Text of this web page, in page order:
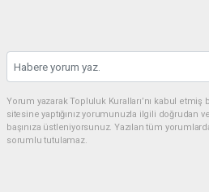
Yorum yazarak Topluluk Kuralları’nı kabul
sitesine yaptığınız yorumunuzla ilgili doğrudan
başınıza üstleniyorsunuz. Yazılan tüm
sorumlu tutulamaz.